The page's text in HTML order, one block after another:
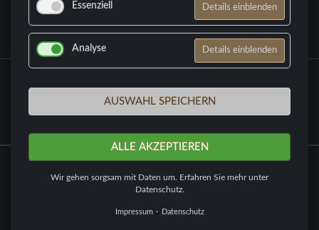
Galerie
Navigation
Galerie
Suche Impressum
Essenziell Details einblenden
Analyse Details einblenden
AUSWAHL SPEICHERN
ALLE AKZEPTIEREN
Wir gehen sorgsam mit Daten um. Erfahren Sie mehr unter
Datenschutz.
Impressum Datenschutz